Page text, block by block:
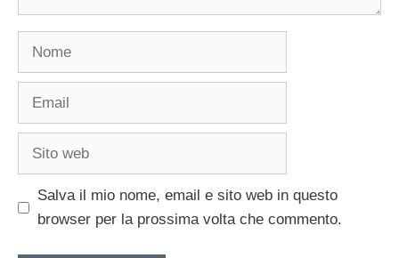
Nome
Email
Sito
Salva il mio nome, email e sito web in questo
browser per la prossima volta che commento.